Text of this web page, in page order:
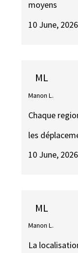
moyens
10 June,
ML
Manon L.
Chaque
les
10 June,
ML
Manon L.
La